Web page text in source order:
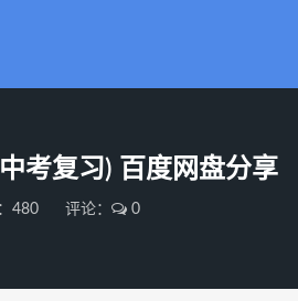
考复习) 百度网盘分享
480 评论： 0